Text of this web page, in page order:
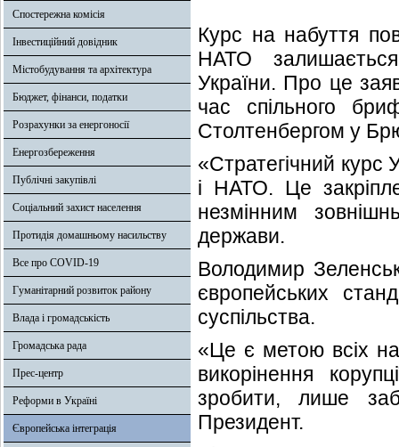
Спостережна комісія
Інвестиційний довідник
Містобудування та архітектура
Бюджет, фінанси, податки
Розрахунки за енергоносії
Енергозбереження
Публічні закупівлі
Соціальний захист населення
Протидія домашньому насильству
Все про COVID-19
Гуманітарний розвиток району
Влада і громадськість
Громадська рада
Прес-центр
Реформи в Україні
Європейська інтеграція
Курс на набуття
НАТО залишається
України. Про це
час спільного
Столтенбергом у
«Стратегічний курс
і НАТО. Це
незмінним
держави.
Володимир
європейських
суспільства.
«Це є метою всіх
викорінення
зробити, лише
Президент.